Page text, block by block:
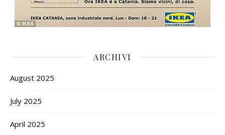
ARCHIVI
August 2025
July 2025
April 2025